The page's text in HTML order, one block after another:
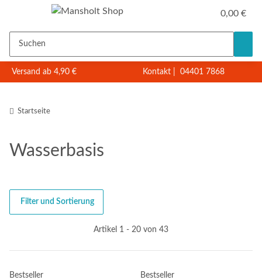
0,00 €
Versand ab 4,90 € Kontakt 04401 7868
Startseite
Wasserbasis
Filter und Sortierung
Artikel 1 - 20 von 43
Bestseller Bestseller